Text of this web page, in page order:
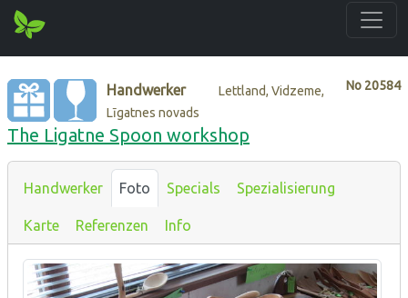
No 20584
Handwerker
Lettland, Vidzeme,
Līgatnes novads
The Ligatne Spoon workshop
Handwerker Foto Specials Spezialisierung
Karte Referenzen Info